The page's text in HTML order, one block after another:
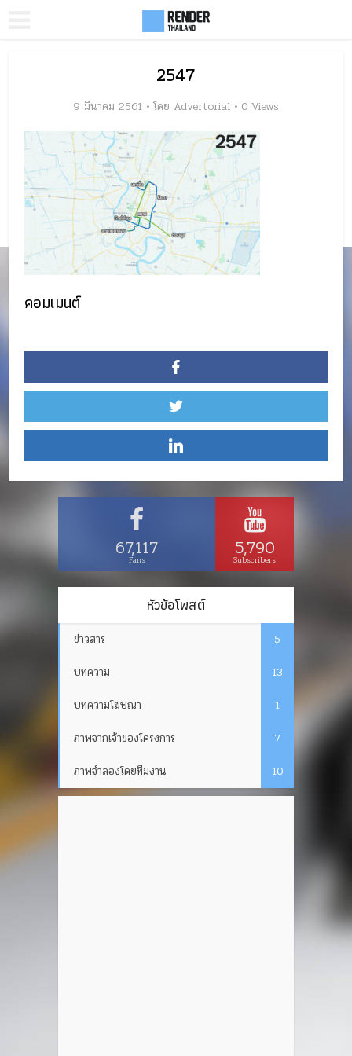
2547
9 มีนาคม 2561 โดย Advertorial 0 Views
คอมเมนต์
67,117
Fans 5,790
Subscribers
หัวข้อโพสต์
ข่าวสาร
5
บทความ
13
บทความโฆษณา
1
ภาพจากเจ้าของโครงการ
7
ภาพจำลองโดยทีมงาน
10